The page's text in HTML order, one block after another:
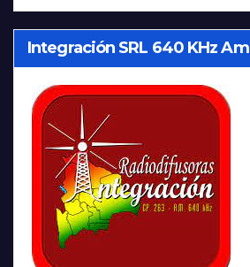
Integración SRL 640 KHz Am